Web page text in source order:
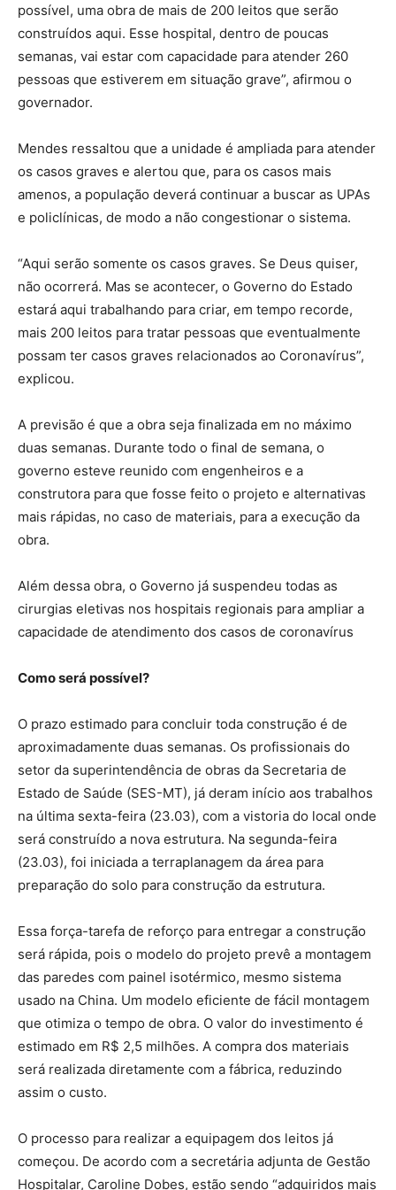
possível, uma obra de mais de 200 leitos que serão
construídos aqui. Esse hospital, dentro de poucas
semanas, vai estar com capacidade para atender 260
pessoas que estiverem em situação grave”, afirmou o
governador.
Mendes ressaltou que a unidade é ampliada para atender
os casos graves e alertou que, para os casos mais
amenos, a população deverá continuar a buscar as UPAs
e policlínicas, de modo a não congestionar o sistema.
“Aqui serão somente os casos graves. Se Deus quiser,
não ocorrerá. Mas se acontecer, o Governo do Estado
estará aqui trabalhando para criar, em tempo recorde,
mais 200 leitos para tratar pessoas que eventualmente
possam ter casos graves relacionados ao Coronavírus”,
explicou.
A previsão é que a obra seja finalizada em no máximo
duas semanas. Durante todo o final de semana, o
governo esteve reunido com engenheiros e a
construtora para que fosse feito o projeto e alternativas
mais rápidas, no caso de materiais, para a execução da
obra.
Além dessa obra, o Governo já suspendeu todas as
cirurgias eletivas nos hospitais regionais para ampliar a
capacidade de atendimento dos casos de coronavírus
Como será possível?
O prazo estimado para concluir toda construção é de
aproximadamente duas semanas. Os profissionais do
setor da superintendência de obras da Secretaria de
Estado de Saúde (SES-MT), já deram início aos trabalhos
na última sexta-feira (23.03), com a vistoria do local onde
será construído a nova estrutura. Na segunda-feira
(23.03), foi iniciada a terraplanagem da área para
preparação do solo para construção da estrutura.
Essa força-tarefa de reforço para entregar a construção
será rápida, pois o modelo do projeto prevê a montagem
das paredes com painel isotérmico, mesmo sistema
usado na China. Um modelo eficiente de fácil montagem
que otimiza o tempo de obra. O valor do investimento é
estimado em R$ 2,5 milhões. A compra dos materiais
será realizada diretamente com a fábrica, reduzindo
assim o custo.
O processo para realizar a equipagem dos leitos já
começou. De acordo com a secretária adjunta de Gestão
Hospitalar, Caroline Dobes, estão sendo “adquiridos mais